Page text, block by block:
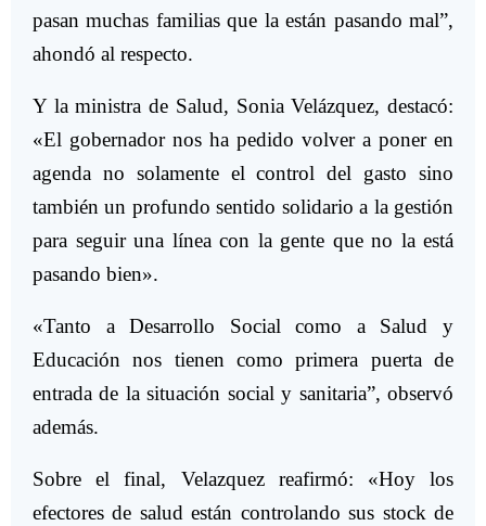
pasan muchas familias que la están pasando mal”,
ahondó al respecto.
Y la ministra de Salud, Sonia Velázquez, destacó:
«El gobernador nos ha pedido volver a poner en
agenda no solamente el control del gasto sino
también un profundo sentido solidario a la gestión
para seguir una línea con la gente que no la está
pasando bien».
«Tanto a Desarrollo Social como a Salud y
Educación nos tienen como primera puerta de
entrada de la situación social y sanitaria”, observó
además.
Sobre el final, Velazquez reafirmó: «Hoy los
efectores de salud están controlando sus stock de